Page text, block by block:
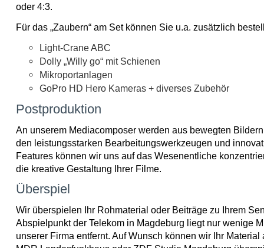
oder 4:3.
Für das „Zaubern“ am Set können Sie u.a. zusätzlich
Light-Crane ABC
Dolly „Willy go“ mit Schienen
Mikroportanlagen
GoPro HD Hero Kameras + diverses Zubehör
Postproduktion
An unserem Mediacomposer werden aus bewegten
den leistungsstarken Bearbeitungswerkzeugen und
Features können wir uns auf das Wesenentliche
die kreative Gestaltung Ihrer Filme.
Überspiel
Wir überspielen Ihr Rohmaterial oder Beiträge zu Ihrem
Abspielpunkt der Telekom in Magdeburg liegt nur wenige
unserer Firma entfernt. Auf Wunsch können wir Ihr Material